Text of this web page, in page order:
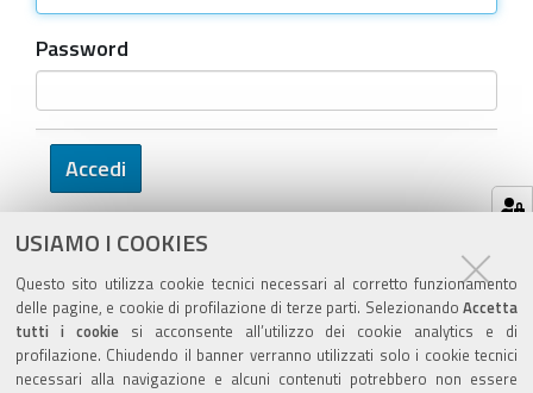
USIAMO I COOKIES
Questo sito utilizza cookie tecnici necessari al corretto funzionamento
delle pagine, e cookie di profilazione di terze parti. Selezionando Accetta
tutti i cookiesi acconsente all’utilizzo dei cookie analytics e di
profilazione. Chiudendo il banner verranno utilizzati solo i cookie tecnici
necessari alla navigazione e alcuni contenuti potrebbero non essere
Password
Se hai dimenticato la tua password,
possiamo
spedirtene una nuova.